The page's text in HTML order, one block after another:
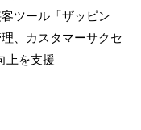
ツール「ザッピン
、カスタマーサクセ
上を支援